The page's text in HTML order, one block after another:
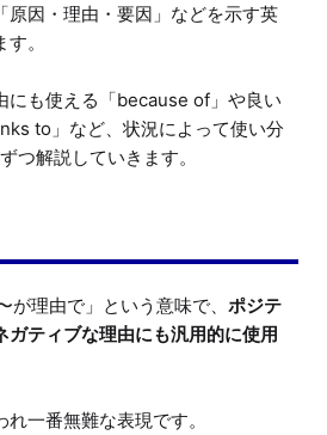
原因・理由・要因」などを示す英
。
にも使える「because of」や良い
to」など、状況によって使い分
つ解説していきます。
が理由で」という意味で、 ポジテ
ガティブな理由にも汎用的に使用
一番無難な表現です。